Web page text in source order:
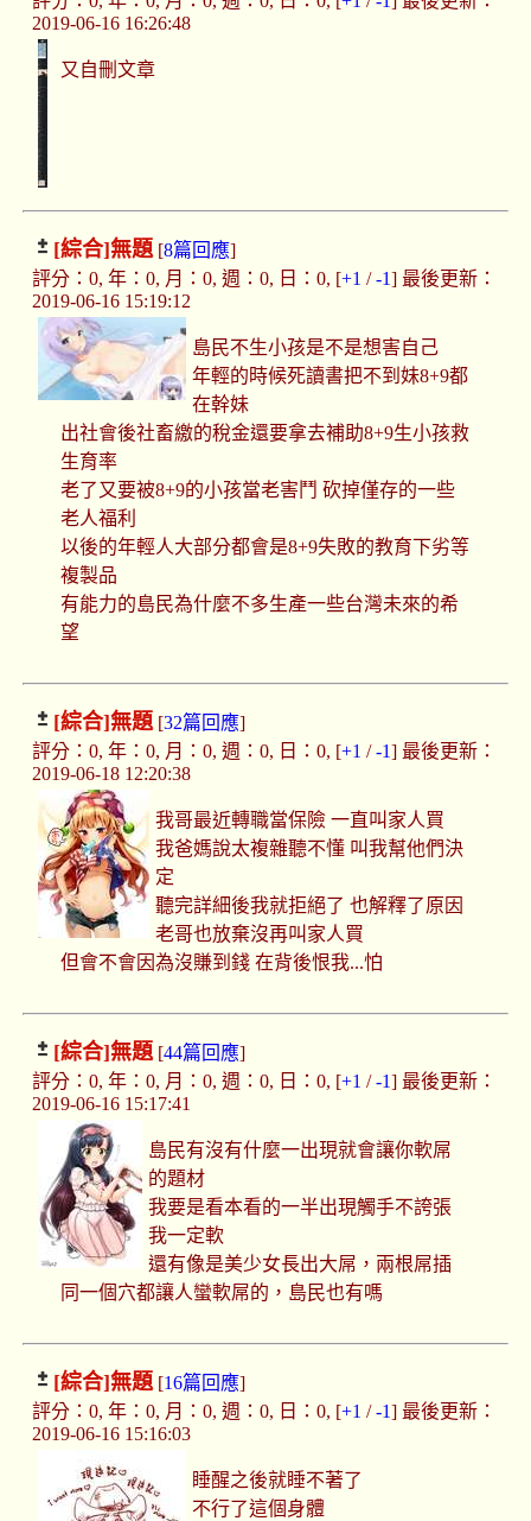
2019-06-16 16:26:48
又自刪文章
[綜合]無題[8篇回應]
評分：0, 年：0, 月：0, 週：0, 日：0, [+1 /-1] 最後更新：
2019-06-16 15:19:12
島民不生小孩是不是想害自己
年輕的時候死讀書把不到妹8+9都
在幹妹
出社會後社畜繳的稅金還要拿去補助8+9生小孩救
生育率
老了又要被8+9的小孩當老害鬥 砍掉僅存的一些
老人福利
以後的年輕人大部分都會是8+9失敗的教育下劣等
複製品
有能力的島民為什麼不多生產一些台灣未來的希
望
[綜合]無題[32篇回應]
評分：0, 年：0, 月：0, 週：0, 日：0, [+1 /-1] 最後更新：
2019-06-18 12:20:38
我哥最近轉職當保險 一直叫家人買
我爸媽說太複雜聽不懂 叫我幫他們決
定
聽完詳細後我就拒絕了 也解釋了原因
老哥也放棄沒再叫家人買
但會不會因為沒賺到錢 在背後恨我...怕
[綜合]無題[44篇回應]
評分：0, 年：0, 月：0, 週：0, 日：0, [+1 /-1] 最後更新：
2019-06-16 15:17:41
島民有沒有什麼一出現就會讓你軟屌
的題材
我要是看本看的一半出現觸手不誇張
我一定軟
還有像是美少女長出大屌，兩根屌插
同一個穴都讓人蠻軟屌的，島民也有嗎
[綜合]無題[16篇回應]
評分：0, 年：0, 月：0, 週：0, 日：0, [+1 /-1] 最後更新：
2019-06-16 15:16:03
睡醒之後就睡不著了
不行了這個身體